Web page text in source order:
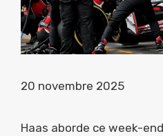
20 novembre 2025
Haas aborde ce week-